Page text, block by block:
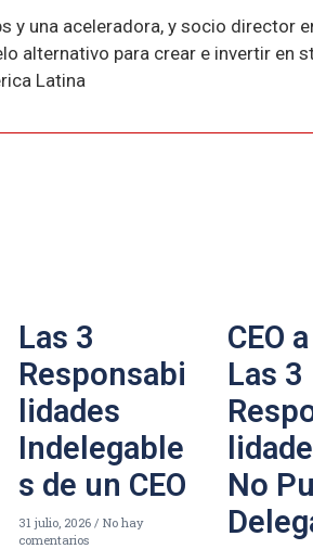
y una aceleradora, y socio director
alternativo para crear e invertir en
Latina
Las 3
Responsabi
lidades
Indelegable
s de un CEO
31 julio, 2026 No hay
comentarios
CEO
Las 3
No